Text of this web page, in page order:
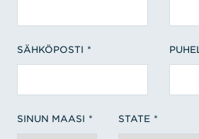
SÄHKÖPOSTI
SINUN MAASI STATE